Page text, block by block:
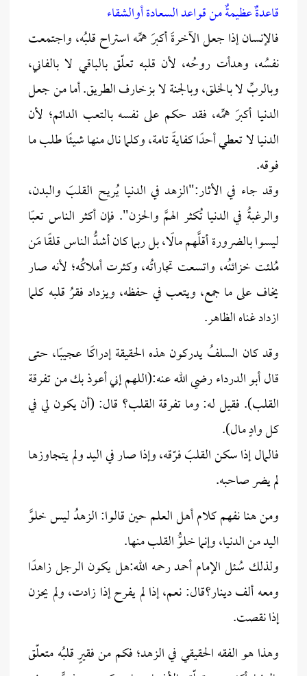
قاعدةٌ عظيمةٌ من قواعد السعادة أوالشقاء
فالإنسان إذا جعل الآخرةَ أكبرَ همِّه استراح قلبُه، واجتمعت
نفسُه، وهدأت روحُه، لأن قلبه تعلّق بالباقي لا بالفاني،
وبالربِّ لا بالخلق، وبالجنة لا بزخارف الطريق. أما من جعل
الدنيا أكبرَ همِّه، فقد حكم على نفسه بالتعب الدائم؛ لأن
الدنيا لا تعطي أحدًا كفايةً تامة، وكلما نال منها شيئًا طلب ما
فوقه.
وقد جاء في الأثار:"الزهد في الدنيا يُريح القلبَ والبدن،
والرغبةُ في الدنيا تُكثر الهمَّ والحزن". فإن أكثر الناس تعبًا
ليسوا بالضرورة أقلَّهم مالًا، بل ربما كان أشدُّ الناس قلقًا مَن
مُلئت خزائنُه، واتسعت تجاراتُه، وكثرت أملاكُه؛ لأنه صار
يخاف على ما جمع، ويتعب في حفظه، ويزداد فقرُ قلبه كلما
ازداد غناه الظاهر.
وقد كان السلفُ يدركون هذه الحقيقة إدراكًا عجيبًا، حتى
قال أبو الدرداء رضي الله عنه:(اللهم إني أعوذ بك من تفرقة
القلب). فقيل له: وما تفرقة القلب؟ قال: (أن يكون لي في
كل وادٍ مال).
فالمال إذا سكن القلبَ فرّقه، وإذا صار في اليد ولم يتجاوزها
لم يضر صاحبه.
ومن هنا نفهم كلام أهل العلم حين قالوا: الزهدُ ليس خلوَّ
اليد من الدنيا، وإنما خلوُّ القلب منها.
ولذلك سُئل الإمام أحمد رحمه الله:هل يكون الرجل زاهدًا
ومعه ألف دينار؟قال: نعم، إذا لم يفرح إذا زادت، ولم يحزن
إذا نقصت.
وهذا هو الفقه الحقيقي في الزهد؛ فكم من فقيرٍ قلبُه متعلّق